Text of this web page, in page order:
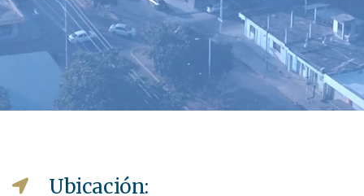
Ubicación: